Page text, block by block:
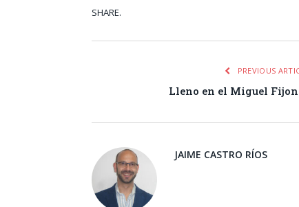
SHARE.
PREVIOUS
Lleno en el Miguel
JAIME CASTRO RÍOS